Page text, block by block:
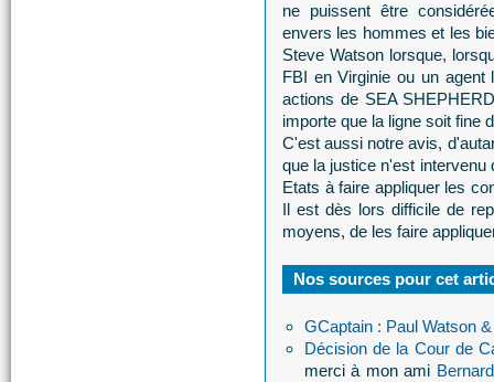
ne puissent être
envers les hommes et les
Steve Watson lorsque,
FBI en Virginie ou un agent
actions de SEA
importe que la ligne soit fine
C'est aussi notre avis,
que la justice n'est intervenu
Etats à faire appliquer les
Il est dès lors difficile de
moyens, de les faire
Nos sources pour cet
GCaptain : Paul Watson
Décision de la Cour de
merci à mon ami